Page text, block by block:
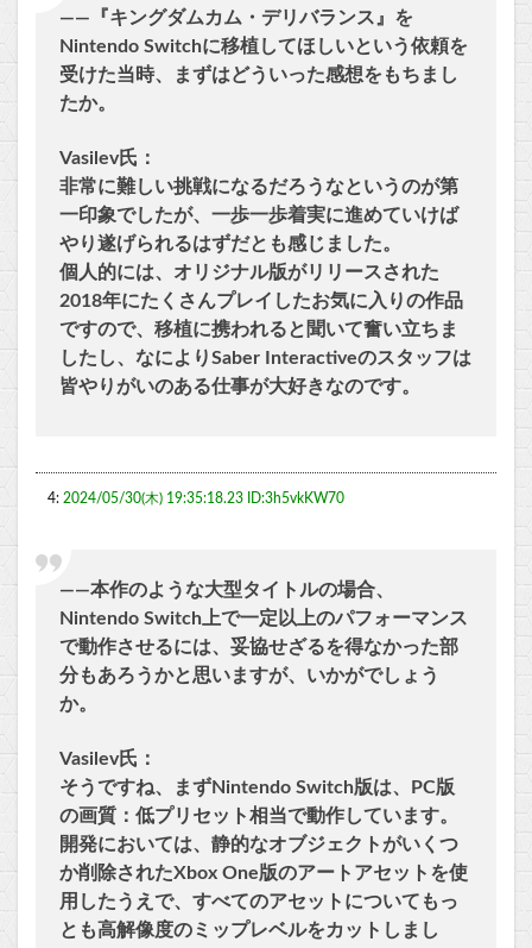
――『キングダムカム・デリバランス』を
Nintendo Switchに移植してほしいという依頼を
受けた当時、まずはどういった感想をもちまし
たか。
Vasilev氏：
非常に難しい挑戦になるだろうなというのが第
一印象でしたが、一歩一歩着実に進めていけば
やり遂げられるはずだとも感じました。
個人的には、オリジナル版がリリースされた
2018年にたくさんプレイしたお気に入りの作品
ですので、移植に携われると聞いて奮い立ちま
したし、なによりSaber Interactiveのスタッフは
皆やりがいのある仕事が大好きなのです。
4: 2024/05/30(木) 19:35:18.23 ID:3h5vkKW70
――本作のような大型タイトルの場合、
Nintendo Switch上で一定以上のパフォーマンス
で動作させるには、妥協せざるを得なかった部
分もあろうかと思いますが、いかがでしょう
か。
Vasilev氏：
そうですね、まずNintendo Switch版は、PC版
の画質：低プリセット相当で動作しています。
開発においては、静的なオブジェクトがいくつ
か削除されたXbox One版のアートアセットを使
用したうえで、すべてのアセットについてもっ
とも高解像度のミップレベルをカットしまし